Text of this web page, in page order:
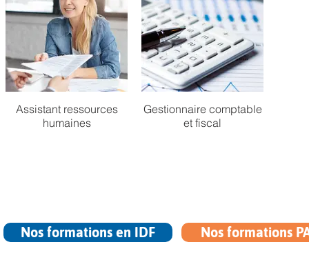
Assistant ressources
humaines
Gestionnaire comptable
et fiscal
Nos formations en IDF Nos formations